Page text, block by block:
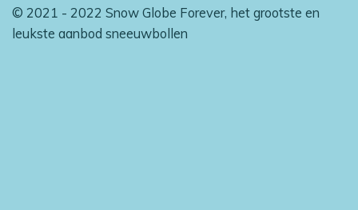
© 2021 - 2022 Snow Globe Forever, het grootste en
leukste aanbod sneeuwbollen